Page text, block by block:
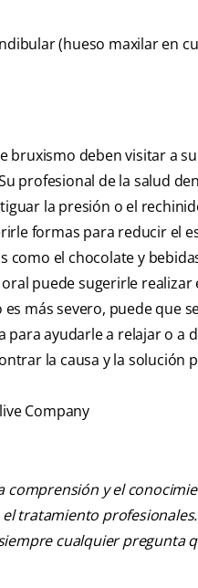
(hueso maxilar en
bruxismo deben visitar a
profesional de la salud
la presión o el
formas para reducir el
el chocolate y
puede sugerirle
más severo, puede que
ayudarle a relajar o
la causa y la solución
Company
comprensión y el
tratamiento
cualquier pregunta